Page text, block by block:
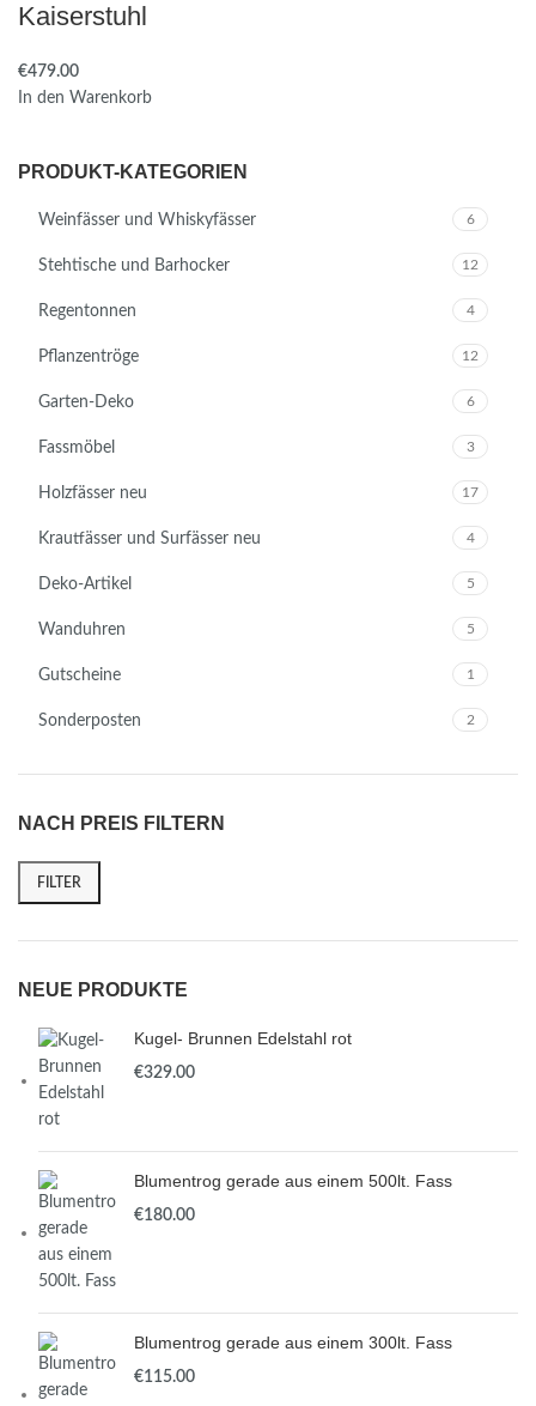
PRODUKT-KATEGORIEN
Weinfässer und Whiskyfässer 6
Stehtische und Barhocker 12
Regentonnen 4
Pflanzentröge 12
Garten-Deko 6
Fassmöbel 3
Holzfässer neu 17
Krautfässer und Surfässer neu 4
Deko-Artikel 5
Wanduhren 5
Gutscheine 1
Sonderposten 2
NACH PREIS FILTERN
FILTER
NEUE PRODUKTE
Kugel- Brunnen Edelstahl rot
€
Blumentrog gerade aus einem 500lt. Fass
€
Blumentrog gerade aus einem 300lt. Fass
€
Kaiserstuhl
€
In den Warenkorb